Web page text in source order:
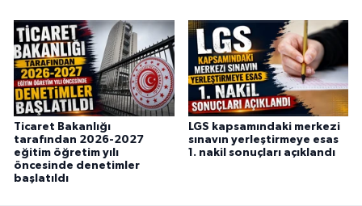
Ticaret Bakanlığı
tarafından 2026-2027
eğitim öğretim yılı
öncesinde denetimler
başlatıldı
LGS kapsamındaki merkezi
sınavın yerleştirmeye esas
1. nakil sonuçları açıklandı